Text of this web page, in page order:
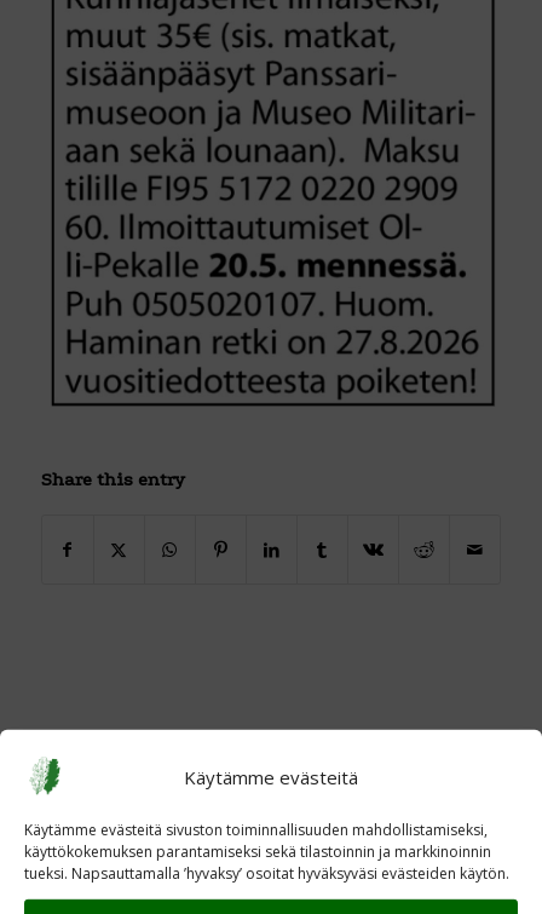
Käytämme evästeitä
Käytämme evästeitä sivuston toiminnallisuuden mahdollistamiseksi,
käyttökokemuksen parantamiseksi sekä tilastoinnin ja markkinoinnin
tueksi. Napsauttamalla ’hyvaksy’ osoitat hyväksyväsi evästeiden käytön.
Share this entry